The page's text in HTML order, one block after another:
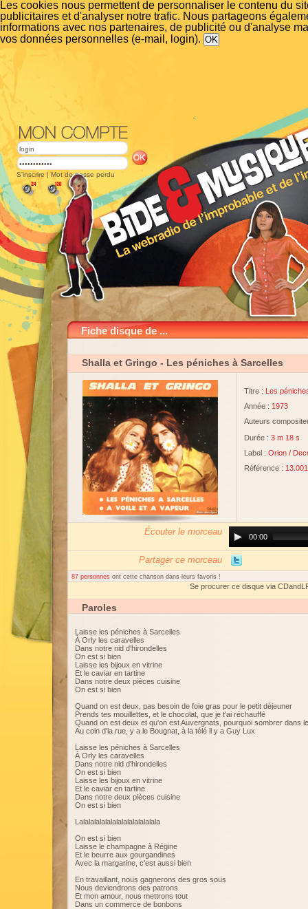
Les cookies nous permettent de personnaliser le contenu du
publicitaires et d'analyser notre trafic. Nous partageons
informations avec nos partenaires, de publicité ou d'analyse
vos données personnelles (e-mail, login).
S'inscrire | Mot de passe perdu
Fiche disque de ...
Shalla et Gringo - Les péniches à Sarcelles
Titre : Les
Année : 1973
Auteurs
Durée : 3 m 18 s
Label : Orion /
Référence : 13.001
Écouter le morceau
Player00:00
Partager ce morceau
87 personnes ont cette chanson dans leurs favoris !
Se procurer ce disque via
Paroles
Laisse les péniches à Sarcelles
À Orly les caravelles
Dans notre nid d'hirondelles
On est si bien
Laisse les bijoux en vitrine
Et le caviar en tartine
Dans notre deux pièces cuisine
On est si bien
Quand on est deux, pas besoin de foie gras pour le petit déjeuner
Prends tes mouillettes, et le chocolat, que je t'ai réchauffé
Quand on est deux et qu'on est Auvergnats, pourquoi sombrer dans
Au coin d'la rue, y a le Bougnat, à la télé il y a Guy Lux
Laisse les péniches à Sarcelles
À Orly les caravelles
Dans notre nid d'hirondelles
On est si bien
Laisse les bijoux en vitrine
Et le caviar en tartine
Dans notre deux pièces cuisine
On est si bien
Lalalalalalalalalalalalalalala
On est si bien
Laisse le champagne à Régine
Et le beurre aux gourgandines
Avec la margarine, c'est aussi bien
En travaillant, nous gagnerons des gros sous
Nous deviendrons des patrons
Et mon amour, nous mettrons tout
Dans un commerce de bonbons